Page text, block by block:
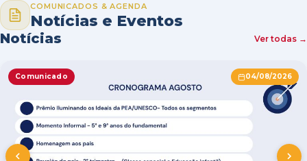
COMUNICADOS & AGENDA
Notícias e Eventos
Notícias Ver todas →
Comunicado 04/08/2026